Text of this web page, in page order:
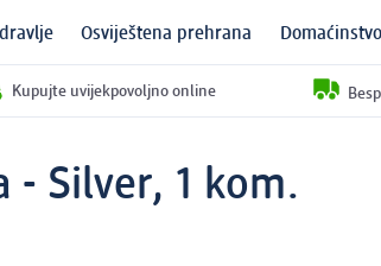
Osviještena prehrana Domaćinstvo
Kupujte uvijekpovoljno online
- Silver, 1 kom.